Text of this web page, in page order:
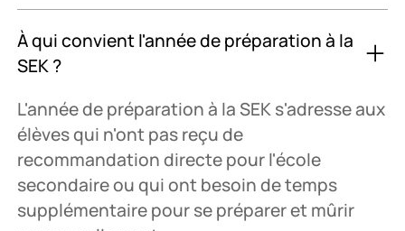
À qui convient l'année de préparation à la
SEK ?
L'année de préparation à la SEK s'adresse aux
élèves qui n'ont pas reçu de
recommandation directe pour l'école
secondaire ou qui ont besoin de temps
supplémentaire pour se préparer et mûrir